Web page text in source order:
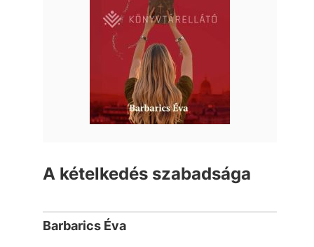
A kételkedés szabadsága
Barbarics Éva